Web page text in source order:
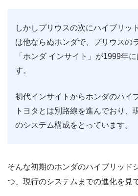
しかしプリウスの次にハイブリッ
は他ならぬホンダで、プリウスの
「ホンダ インサイト」が1999年
す。
初代インサイトからホンダのハイ
トヨタとは別路線を進んでおり、
のシステム構成をとっています。
そんな初期のホンダのハイブリッド
つ、現行のシステムまでの進化を見